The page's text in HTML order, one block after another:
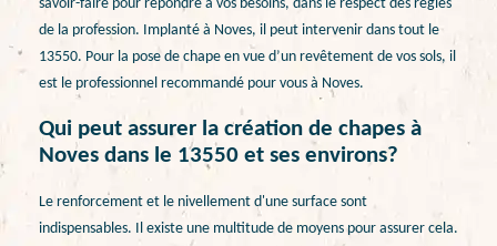
savoir-faire pour répondre à vos besoins, dans le respect des règles
de la profession. Implanté à Noves, il peut intervenir dans tout le
13550. Pour la pose de chape en vue d’un revêtement de vos sols, il
est le professionnel recommandé pour vous à Noves.
Qui peut assurer la création de chapes à
Noves dans le 13550 et ses environs?
Le renforcement et le nivellement d'une surface sont
indispensables. Il existe une multitude de moyens pour assurer cela.